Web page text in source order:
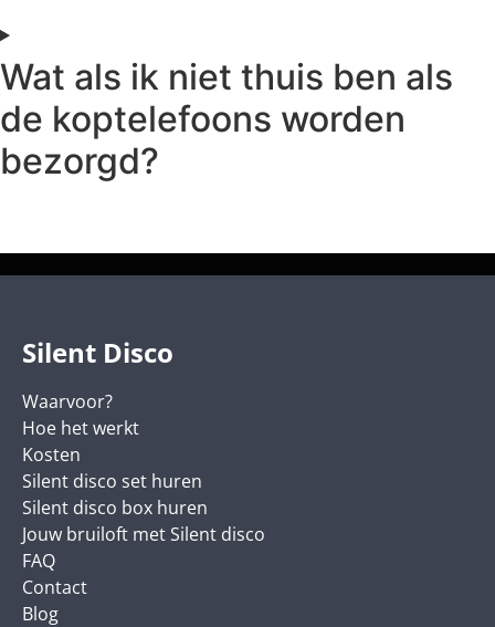
Wat als ik niet thuis ben als
de koptelefoons worden
bezorgd?
Silent Disco
Waarvoor?
Hoe het werkt
Kosten
Silent disco set huren
Silent disco box huren
Jouw bruiloft met Silent disco
FAQ
Contact
Blog